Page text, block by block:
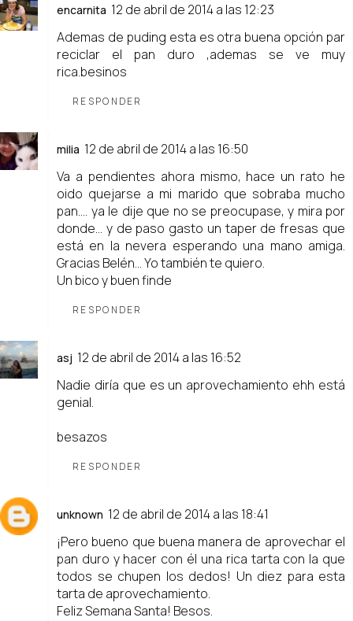
encarnita 12 de abril de 2014 a las 12:23
Ademas de puding esta es otra buena opción par
reciclar el pan duro ,ademas se ve muy
rica.besinos
RESPONDER
milia 12 de abril de 2014 a las 16:50
Va a pendientes ahora mismo, hace un rato he
oido quejarse a mi marido que sobraba mucho
pan.... ya le dije que no se preocupase, y mira por
donde... y de paso gasto un taper de fresas que
está en la nevera esperando una mano amiga.
Gracias Belén... Yo también te quiero.
Un bico y buen finde
RESPONDER
asj 12 de abril de 2014 a las 16:52
Nadie diría que es un aprovechamiento ehh está
genial.
besazos
RESPONDER
unknown 12 de abril de 2014 a las 18:41
¡Pero bueno que buena manera de aprovechar el
pan duro y hacer con él una rica tarta con la que
todos se chupen los dedos! Un diez para esta
tarta de aprovechamiento.
Feliz Semana Santa! Besos.